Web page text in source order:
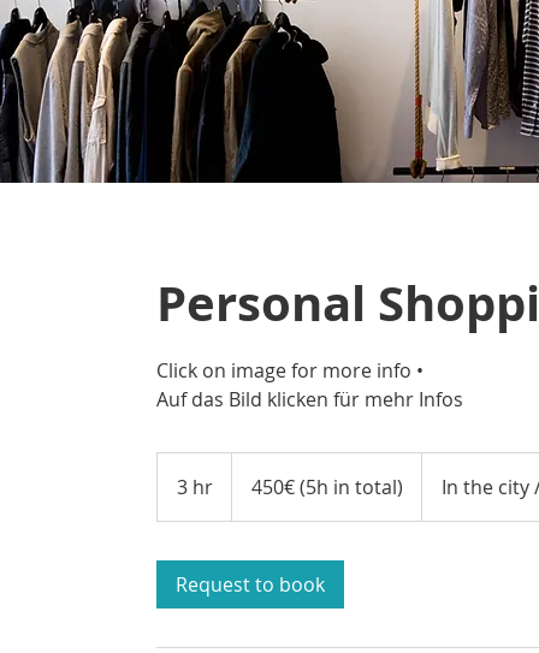
Personal
Click on image for more info •
Auf das Bild klicken für mehr Infos
3 hr
h
450€ (5h in total) In the city
Request to book